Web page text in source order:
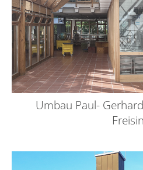
Umbau Paul-